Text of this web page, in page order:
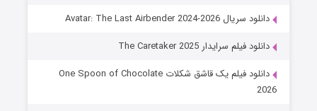
دانلود سریال Avatar: The Last Airbender 2024-2026
دانلود فیلم سرایدار The Caretaker 2025
دانلود فیلم یک قاشق شکلات One Spoon of Chocolate
2026